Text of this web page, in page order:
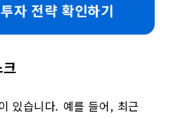
자 전략 확인하기
있습니다. 예를 들어, 최근